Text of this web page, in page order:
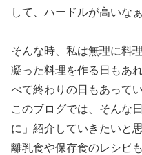
して、ハードルが高いな
そんな時、私は無理に料
凝った料理を作る日もあ
べて終わりの日もあって
このブログでは、そんな
に」紹介していきたいと思
離乳食や保存食のレシピ